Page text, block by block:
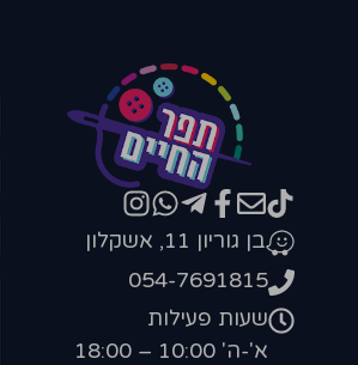
בן גוריון 11, אשקלון
054-7691815
שעות פעילות
א'-ה' 10:00 – 18:00